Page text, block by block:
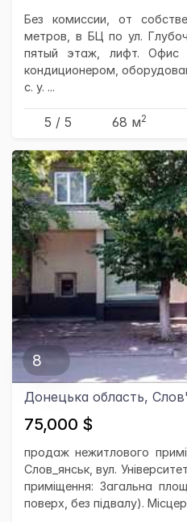
Без комиссии, от
метров, в БЦ по ул.
пятый этаж, лифт. Офис
кондиционером,
с. у. ...
5 / 5 68 м2
8
Донецька область,
75,000 $
продаж нежитлового
Слов_янськ, вул.
приміщення: Загальна
поверх, без підвалу).